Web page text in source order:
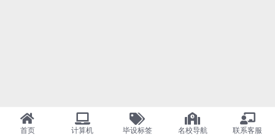
首页 计算机 毕设标签 名校导航 联系客服